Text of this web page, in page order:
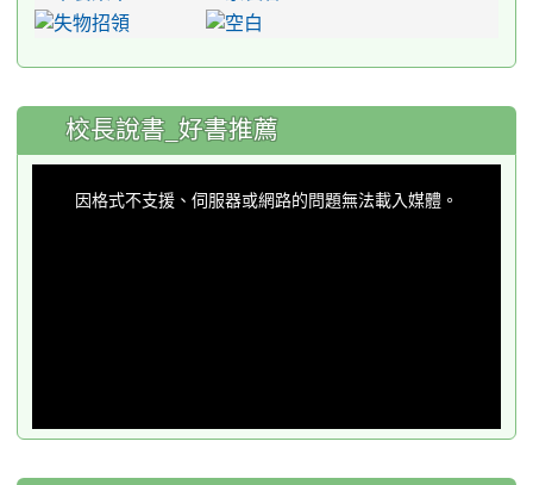
:::
校長說書_好書推薦
因格式不支援、伺服器或網路的問題無法載入媒體。